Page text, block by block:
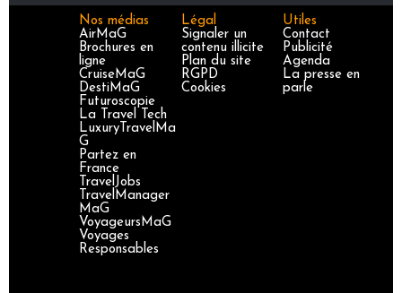
Nos médias
AirMaG
Brochures en
ligne
CruiseMaG
DestiMaG
Futuroscopie
La Travel Tech
LuxuryTravelMa
G
Partez en
France
TravelJobs
TravelManager
MaG
VoyageursMaG
Voyages
Responsables
Légal
Signaler un
contenu illicite
Plan du site
RGPD
Cookies
Utiles
Contact
Publicité
Agenda
La presse en
parle